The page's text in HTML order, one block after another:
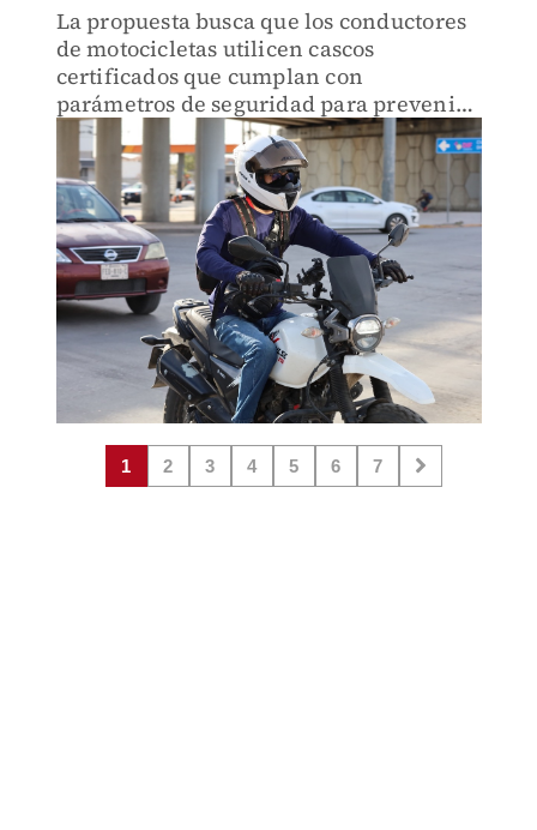
La propuesta busca que los conductores
de motocicletas utilicen cascos
certificados que cumplan con
parámetros de seguridad para prevenir
lesiones graves en accidentes de
tránsito.
1 2 3 4 5 6 7